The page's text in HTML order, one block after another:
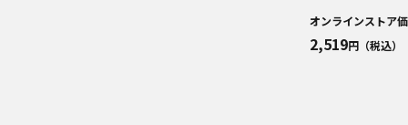
し、本ウェブサイトに公開されている取扱説明書
は、商品本体に同梱する取扱説明書の変更の度に
オンラインストア
2,519円（税込）